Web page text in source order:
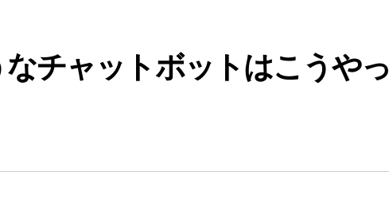
チャットボットはこうやっ